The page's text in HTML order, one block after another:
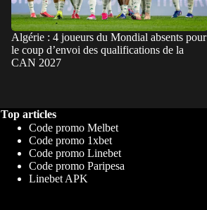
Algérie : 4 joueurs du Mondial absents pour
le coup d’envoi des qualifications de la
CAN 2027
Top articles
Code promo Melbet
Code promo 1xbet
Code promo Linebet
Code promo Paripesa
Linebet APK